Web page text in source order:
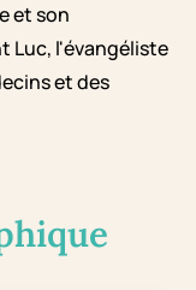
et son
Luc, l'évangéliste
et des